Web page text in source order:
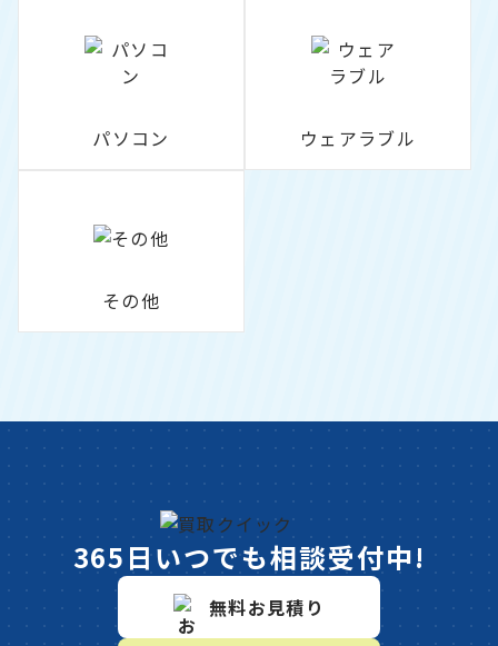
パソコン ウェアラブル
その他
365日いつでも相談受付中!
無料お見積り